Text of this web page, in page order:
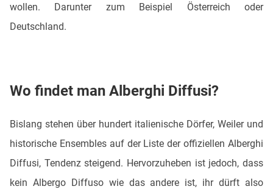
wollen. Darunter zum Beispiel Österreich oder
Deutschland.
Wo findet man Alberghi Diffusi?
Bislang stehen über hundert italienische Dörfer, Weiler und
historische Ensembles auf der Liste der offiziellen Alberghi
Diffusi, Tendenz steigend. Hervorzuheben ist jedoch, dass
kein Albergo Diffuso wie das andere ist, ihr dürft also